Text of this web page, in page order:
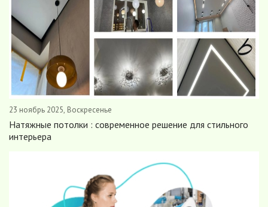
23 ноябрь 2025, Воскресенье
Натяжные потолки : современное решение для стильного
интерьера